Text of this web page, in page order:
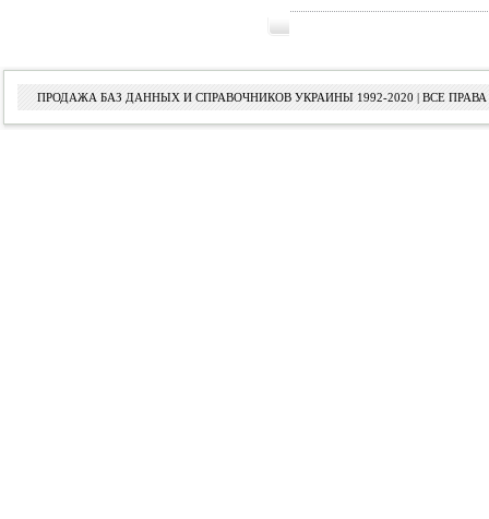
ПРОДАЖА БАЗ ДАННЫХ И СПРАВОЧНИКОВ УКРАИНЫ 1992-2020 | ВСЕ